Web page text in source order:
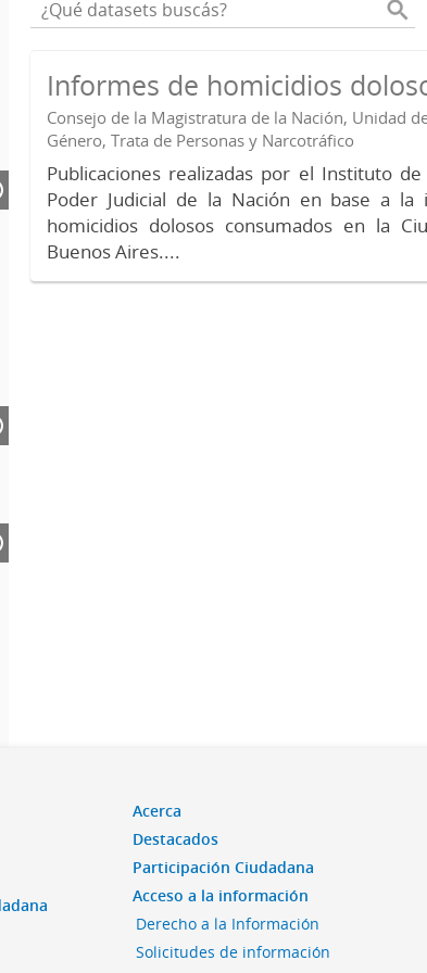
Informes de homicidios
Consejo de la Magistratura de la Nación, Unidad
Género, Trata de Personas y Narcotráfico
Publicaciones realizadas por el Instituto
Poder Judicial de la Nación en base a la
homicidios dolosos consumados en la
Buenos Aires....
Acerca
Destacados
Participación Ciudadana
Acceso a la información
Derecho a la Información
Solicitudes de información